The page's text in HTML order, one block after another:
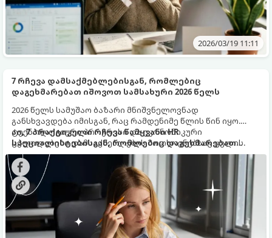
2026/03/19 11:11
7 რჩევა დამსაქმებლებისგან, რომლებიც
დაგეხმარებათ იშოვოთ სამსახური 2026 წელს
2026 წელს სამუშაო ბაზარი მნიშვნელოვნად
განსხვავდება იმისგან, რაც რამდენიმე წლის წინ იყო.
ტექნოლოგიური პროგრესი და ეკონომიკური
ცვლილებები დამსაქმებლების მოთხოვნებსაც ცვლის.
აი, 7 პრაქტიკული რჩევა წამყვანი HR
სპეციალისტებისგან, რომლებიც დაგეხმარებათ
სასურველი სამსახურის პოვნაში: